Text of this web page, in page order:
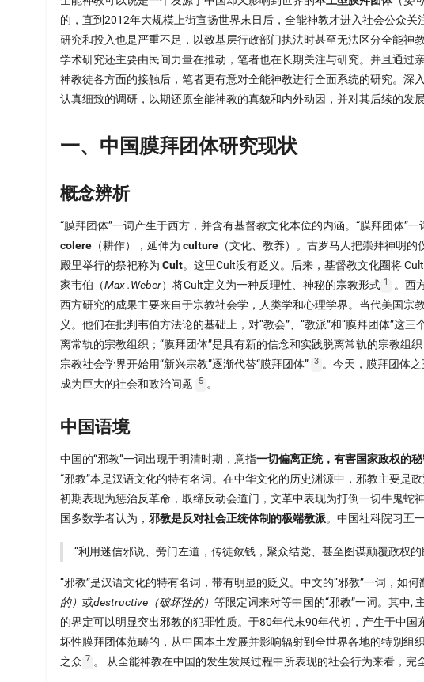
的，直到2012年大规模上街宣扬世界末日后，全能神教才进入社会公众
研究和投入也是严重不足，以致基层行政部门执法时甚至无法区分全能
学术研究还主要由民间力量在推动，笔者也在长期关注与研究。并且通
神教徒各方面的接触后，笔者更有意对全能神教进行全面系统的研究。
认真细致的调研，以期还原全能神教的真貌和内外动因，并对其后续的发
一、中国膜拜团体研究现状
概念辨析
“膜拜团体”一词产生于西方，并含有基督教文化本位的内涵。“膜拜团体”
colere （耕作），延伸为 culture （文化、教养）。古罗马人把崇拜神明的
殿里举行的祭祀称为 Cult。这里Cult没有贬义。后来，基督教文化圈将
家韦伯（Max .Weber）将Cult定义为一种反理性、神秘的宗教形式 1
。西
西方研究的成果主要来自于宗教社会学，人类学和心理学界。当代美国宗
义。他们在批判韦伯方法论的基础上，对“教会”、“教派”和“膜拜团体”这
离常轨的宗教组织；“膜拜团体”是具有新的信念和实践脱离常轨的宗教组织
宗教社会学界开始用“新兴宗教”逐渐代替“膜拜团体” 3 。今天，膜拜团体
成为巨大的社会和政治问题
5 。
中国语境
中国的“邪教”一词出现于明清时期，意指一切偏离正统，有害国家政权的
“邪教”本是汉语文化的特有名词。在中华文化的历史渊源中，邪教主要是
初期表现为惩治反革命，取缔反动会道门，文革中表现为打倒一切牛鬼蛇
国多数学者认为， 邪教是反对社会正统体制的极端教派。中国社科院习五
“利用迷信邪说、旁门左道，传徒敛钱，聚众结党、甚至图谋颠覆政权的
“邪教”是汉语文化的特有名词，带有明显的贬义。中文的“邪教”一词，如
的） 或destructive（破坏性的） 等限定词来对等中国的“邪教”一词。其中,
的界定可以明显突出邪教的犯罪性质。于80年代末90年代初，产生于中
坏性膜拜团体范畴的，从中国本土发展并影响辐射到全世界各地的特别
之众 7 。 从全能神教在中国的发生发展过程中所表现的社会行为来看，